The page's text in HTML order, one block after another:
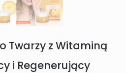
Twarzy z Witaminą
i Regenerujący